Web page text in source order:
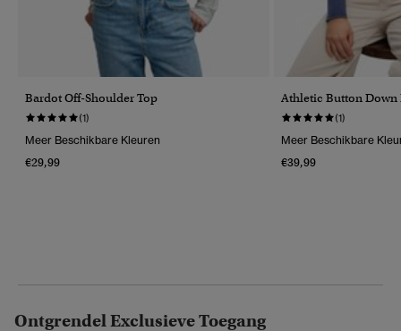
Bardot Off-Shoulder Top
(1)
Meer Beschikbare Kleuren
€29,99
Athletic Button Down
(1)
Meer Beschikbare
€39,99
Ontgrendel Exclusieve Toegang